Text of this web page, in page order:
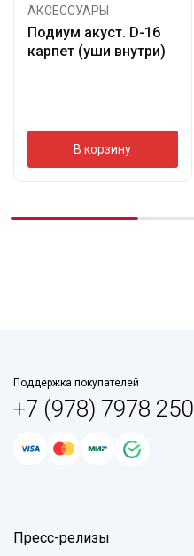
АКСЕССУАРЫ
Подиум акуст. D-16
карпет (уши внутри)
В корзину
Поддержка покупателей
+7 (978) 7978 250
Пресс-релизы